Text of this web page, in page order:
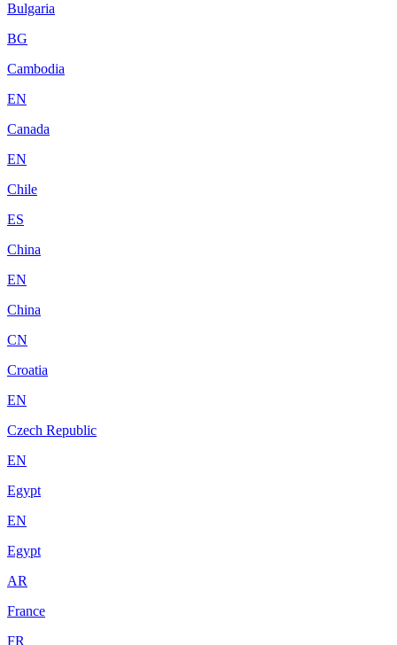
Bulgaria
BG
Cambodia
EN
Canada
EN
Chile
ES
China
EN
China
CN
Croatia
EN
Czech Republic
EN
Egypt
EN
Egypt
AR
France
FR